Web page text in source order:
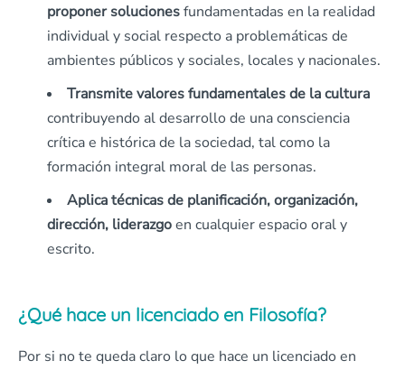
proponer solucionesfundamentadas en la realidad
individual y social respecto a problemáticas de
ambientes públicos y sociales, locales y nacionales.
Transmite valores fundamentalesde la cultura
contribuyendo al desarrollo de una consciencia
crítica e histórica de la sociedad, tal como la
formación integral moral de las personas.
Aplica técnicas de planificación, organización,
dirección, liderazgoen cualquier espacio oral y
escrito.
¿Qué hace un licenciado en Filosofía?
Por si no te queda claro lo que hace un licenciado en